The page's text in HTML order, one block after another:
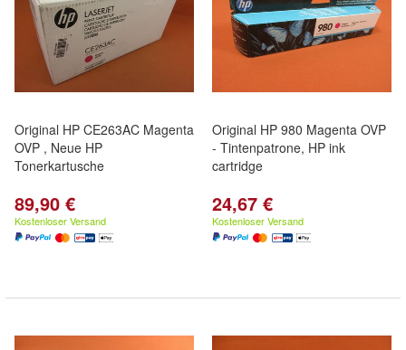
Original HP CE263AC Magenta
OVP , Neue HP
Tonerkartusche
89,90 €
Kostenloser Versand
Original HP 980 Magenta OVP
- Tintenpatrone, HP ink
cartridge
24,67 €
Kostenloser Versand